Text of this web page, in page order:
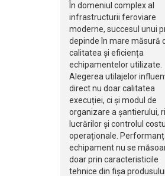
În domeniul complex al
infrastructurii feroviare
moderne, succesul unui
depinde în mare măsură
calitatea și eficiența
echipamentelor utilizate.
Alegerea utilajelor
direct nu doar calitatea
execuției, ci și modul de
organizare a șantierului,
lucrărilor și controlul
operaționale.
echipament nu se
doar prin caracteristicile
tehnice din fișa